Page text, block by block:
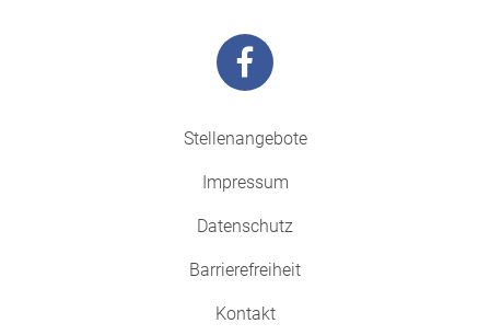
Stellenangebote
Impressum
Datenschutz
Barrierefreiheit
Kontakt